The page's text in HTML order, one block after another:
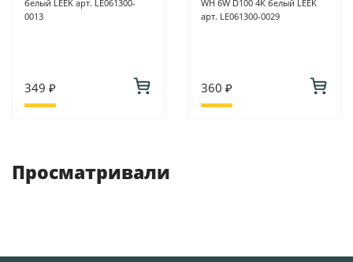
белый LEEK арт. LE061300-
0013
349 ₽
WH 6W D100 4K белый LEEK
арт. LE061300-0029
360 ₽
Просматривали